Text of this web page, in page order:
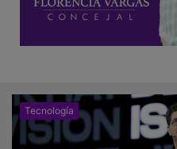
Tecnología